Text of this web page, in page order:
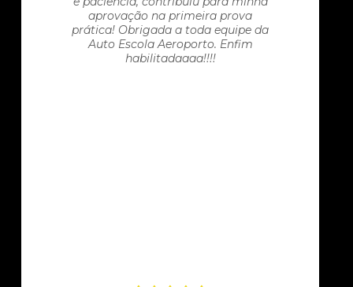
aprovação na primeira prova
prática! Obrigada a toda equipe da
Auto Escola Aeroporto. Enfim
habilitadaaaa!!!!